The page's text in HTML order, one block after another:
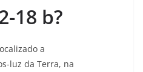
18 b?
a
luz da Terra, na